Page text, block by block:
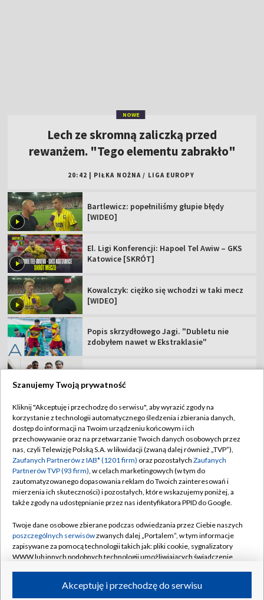
[WIDEO]
El. Ligi Konferencji: Hapoel Tel Awiw – GKS
Katowice [SKRÓT]
Kowalczyk: ciężko się wchodzi w taki mecz
Popis skrzydłowego Jagi. "Dubletu nie
Zagrali potencjalni rywale Polaków. Jest
Polskie kluby w europejskich pucharach.
Sklep TVP
Biuro Reklamy
Oferta Handlowa
Telegazeta ogłoszenia
Emisja w TVP
Ogłoszenia przetargowe
Akademia Telewizyjna
Centrum informacji TVP
Polityka prywatności
Moje zgody
Biuro reklamy
Kontakt
©2026 Telewizja Polska Spółka Akcyjna w likwidacji
Szanujemy Twoją prywatność
Kliknij "Akceptuję i przechodzę do serwisu", aby wyrazić zgody na
korzystanie z technologii automatycznego śledzenia i zbierania danych,
dostęp do informacji na Twoim urządzeniu końcowym i ich
przechowywanie oraz na przetwarzanie Twoich danych osobowych przez
nas, czyli Telewizję Polską S.A. w likwidacji (zwaną dalej również „TVP”),
Zaufanych Partnerów z IAB* (1201 firm) oraz pozostałych Zaufanych
Partnerów TVP (93 firm), w celach marketingowych (w tym do
zautomatyzowanego dopasowania reklam do Twoich zainteresowań i
mierzenia ich skuteczności) i pozostałych, które wskazujemy poniżej, a
także zgody na udostępnianie przez nas identyfikatora PPID do Google.
Twoje dane osobowe zbierane podczas odwiedzania przez Ciebie naszych
poszczególnych serwisówzwanych dalej „Portalem”, w tym informacje
zapisywane za pomocą technologii takich jak: pliki cookie, sygnalizatory
WWW lub innych podobnych technologii umożliwiających świadczenie
ruchu w Internecie.Akceptuję i przechodzę do serwisu